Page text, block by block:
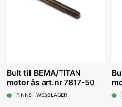
Bult till BEMA/TITAN
motorlås art.nr 7817-50
FINNS I WEBBLAGER